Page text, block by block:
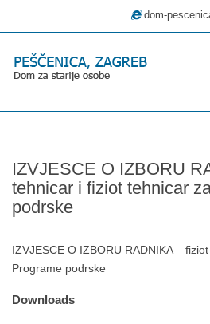
IZBORU
RADNIKA
fiziot
tehnicar
podrske
dom-
IZVJESCE O IZBORU
tehnicar i fiziot tehnicar
podrske
IZVJESCE O IZBORU RADNIKA –
Programe podrske
Downloads